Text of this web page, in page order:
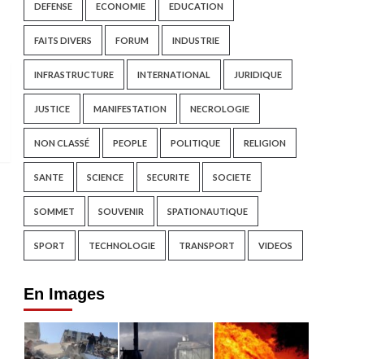
DEFENSE ECONOMIE EDUCATION
FAITS DIVERS FORUM INDUSTRIE
INFRASTRUCTURE INTERNATIONAL JURIDIQUE
JUSTICE MANIFESTATION NECROLOGIE
NON CLASSÉ PEOPLE POLITIQUE RELIGION
SANTE SCIENCE SECURITE SOCIETE
SOMMET SOUVENIR SPATIONAUTIQUE
SPORT TECHNOLOGIE TRANSPORT VIDEOS
En Images